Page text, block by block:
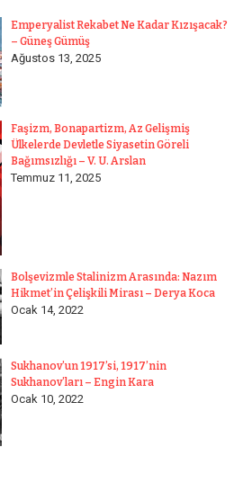
Emperyalist Rekabet Ne Kadar Kızışacak?
– Güneş Gümüş
Ağustos 13, 2025
Faşizm, Bonapartizm, Az Gelişmiş
Ülkelerde Devletle Siyasetin Göreli
Bağımsızlığı – V. U. Arslan
Temmuz 11, 2025
Bolşevizmle Stalinizm Arasında: Nazım
Hikmet’in Çelişkili Mirası – Derya Koca
Ocak 14, 2022
Sukhanov’un 1917’si, 1917’nin
Sukhanov’ları – Engin Kara
Ocak 10, 2022